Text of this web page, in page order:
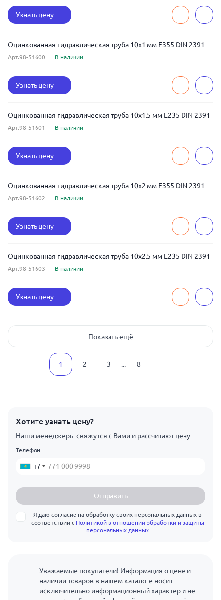
Узнать цену
Оцинкованная гидравлическая труба 10x1 мм E355 DIN 2391
Арт.98-51600 В наличии
Узнать цену
Оцинкованная гидравлическая труба 10x1.5 мм E235 DIN 2391
Арт.98-51601 В наличии
Узнать цену
Оцинкованная гидравлическая труба 10x2 мм E355 DIN 2391
Арт.98-51602 В наличии
Узнать цену
Оцинкованная гидравлическая труба 10x2.5 мм E235 DIN 2391
Арт.98-51603 В наличии
Узнать цену
Показать ещё
1 2 3 ... 8
Хотите узнать цену?
Наши менеджеры свяжутся с Вами и рассчитают цену
Телефон
+7
Отправить
Я даю согласие на обработку своих персональных данных в
соответствии с Политикой в отношении обработки и защиты
персональных данных
Уважаемые покупатели! Информация о цене и
наличии товаров в нашем каталоге носит
исключительно информационный характер и не